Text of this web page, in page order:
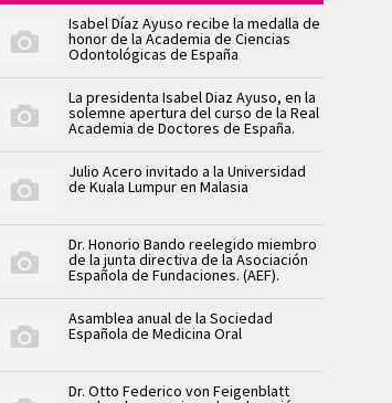
Isabel Díaz Ayuso recibe la medalla de
honor de la Academia de Ciencias
Odontológicas de España
La presidenta Isabel Diaz Ayuso, en la
solemne apertura del curso de la Real
Academia de Doctores de España.
Julio Acero invitado a la Universidad
de Kuala Lumpur en Malasia
Dr. Honorio Bando reelegido miembro
de la junta directiva de la Asociación
Española de Fundaciones. (AEF).
Asamblea anual de la Sociedad
Española de Medicina Oral
Dr. Otto Federico von Feigenblatt